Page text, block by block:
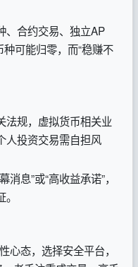
、合约交易、独立AP
可能归零，而“稳赚不
法规，虚拟货币相关业
人投资交易需自担风
息”或“高收益承诺”，
心态，选择安全平台，